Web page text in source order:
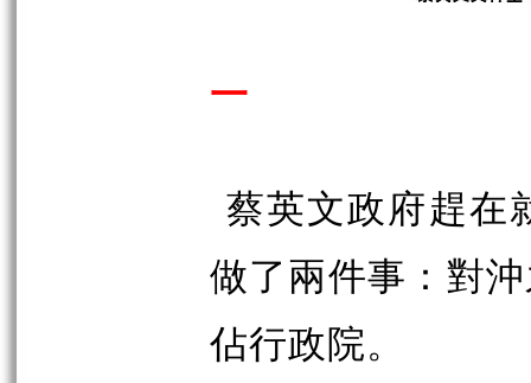
一
蔡英文政府趕在
做了兩件事：對
佔行政院。